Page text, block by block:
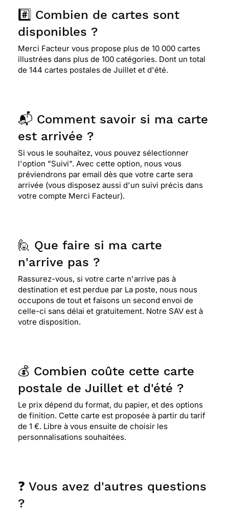
#️⃣ Combien de cartes sont
disponibles ?
Merci Facteur vous propose plus de 10 000 cartes
illustrées dans plus de 100 catégories. Dont un total
de 144 cartes postales de Juillet et d'été.
📬 Comment savoir si ma carte
est arrivée ?
Si vous le souhaitez, vous pouvez sélectionner
l'option "Suivi". Avec cette option, nous vous
préviendrons par email dès que votre carte sera
arrivée (vous disposez aussi d'un suivi précis dans
votre compte Merci Facteur).
🙋 Que faire si ma carte
n'arrive pas ?
Rassurez-vous, si votre carte n'arrive pas à
destination et est perdue par La poste, nous nous
occupons de tout et faisons un second envoi de
celle-ci sans délai et gratuitement. Notre SAV est à
votre disposition.
💰 Combien coûte cette carte
postale de Juillet et d'été ?
Le prix dépend du format, du papier, et des options
de finition. Cette carte est proposée à partir du tarif
de 1 €. Libre à vous ensuite de choisir les
personnalisations souhaitées.
❓ Vous avez d'autres questions
?